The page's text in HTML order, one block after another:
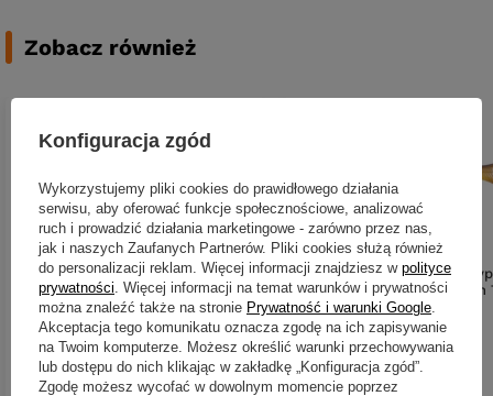
Zobacz również
.Wobler Shimano Yasei Javelin
Jerk SP 16cm - Zander
Przynęta Shimano Yasei
Hybrid S 20cm | 71g | Brown
99,76 zł
Kup za: 3292.08 pkt
Konfiguracja zgód
Wykorzystujemy pliki cookies do prawidłowego działania
serwisu, aby oferować funkcje społecznościowe, analizować
ruch i prowadzić działania marketingowe - zarówno przez nas,
jak i naszych Zaufanych Partnerów. Pliki cookies służą również
do personalizacji reklam. Więcej informacji znajdziesz w polityce
prywatności . Więcej informacji na temat warunków i prywatności
można znaleźć także na stronie Prywatność i warunki Google
Akceptacja tego komunikatu oznacza zgodę na ich zapisywanie
na Twoim komputerze. Możesz określić warunki przechowywania
lub dostępu do nich klikając w zakładkę „Konfiguracja zgód”.
Zgodę możesz wycofać w dowolnym momencie poprzez